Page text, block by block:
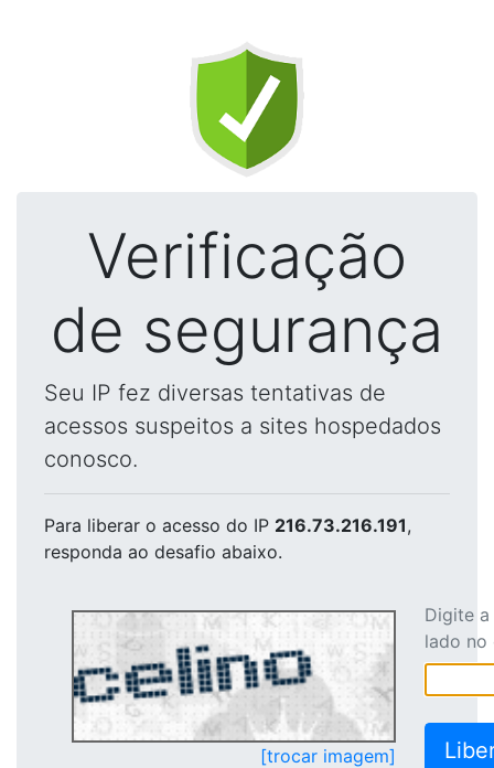
Verificação
de segurança
Seu IP fez diversas tentativas de
acessos suspeitos a sites hospedados
conosco.
Para liberar o acesso do IP 216.73.216.191,
responda ao desafio abaixo.
[trocar imagem]
Digite
lado no